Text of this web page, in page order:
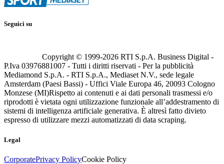
Seguici su
Copyright © 1999-2026 RTI S.p.A. Business Digital -
P.Iva 03976881007 - Tutti i diritti riservati - Per la pubblicità
Mediamond S.p.A. - RTI S.p.A., Mediaset N.V., sede legale
Amsterdam (Paesi Bassi) - Uffici Viale Europa 46, 20093 Cologno
Monzese (MI)Rispetto ai contenuti e ai dati personali trasmessi e/o
riprodotti è vietata ogni utilizzazione funzionale all’addestramento di
sistemi di intelligenza artificiale generativa. È altresì fatto divieto
espresso di utilizzare mezzi automatizzati di data scraping.
Legal
CorporatePrivacy PolicyCookie Policy